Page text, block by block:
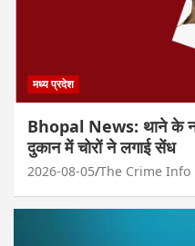
मध्य प्रदेश
Bhopal News: थाने के
दुकान में चोरों ने लगाई सेंध
2026-08-05 The Crime Info